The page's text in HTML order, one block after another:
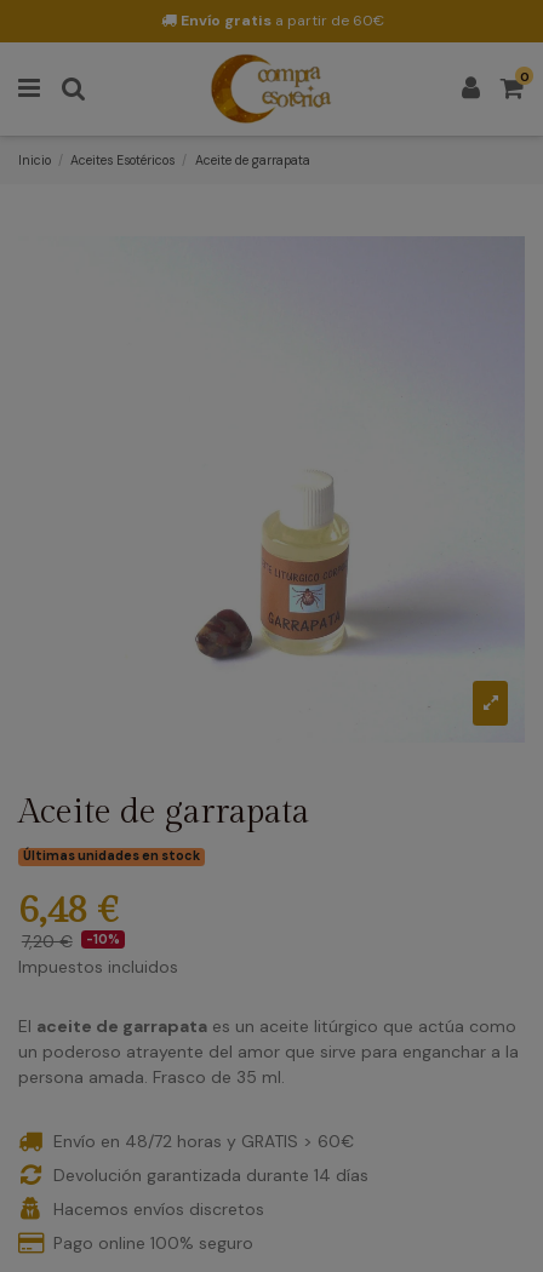
Envío gratis a partir de 60€
0
Inicio Aceites Esotéricos Aceite de garrapata
Aceite de garrapata
Últimas unidades en stock
6,48 €
7,20 € -10%
Impuestos incluidos
El aceite de garrapata es un aceite litúrgico que actúa como
un poderoso atrayente del amor que sirve para enganchar a la
persona amada. Frasco de 35 ml.
Envío en 48/72 horas y GRATIS > 60€
Devolución garantizada durante 14 días
Hacemos envíos discretos
Pago online 100% seguro